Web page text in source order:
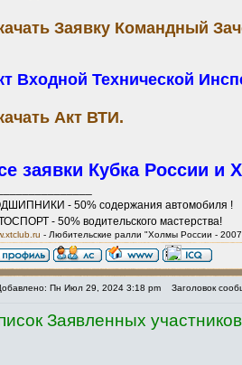
Заявку Командный
Входной Технической
Акт ВТИ.
заявки Кубка России
- 50% содержания автомобиля !
- 50% водительского мастерства!
- Любительские ралли "Холмы России -
Пн Июл 29, 2024 3:18 pm Заголовок
Заявленных